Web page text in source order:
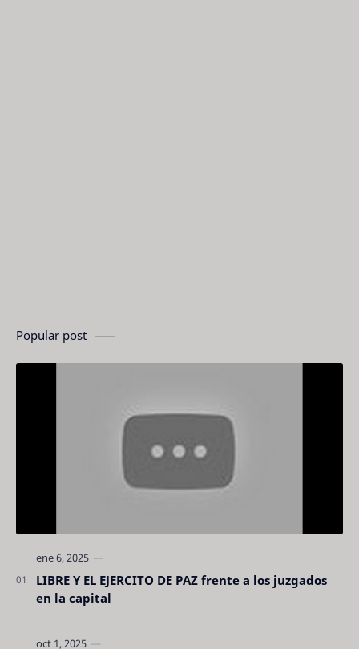
Popular post
LIBRE Y EL EJERCITO DE PAZ frente a los juzgados
en la capital